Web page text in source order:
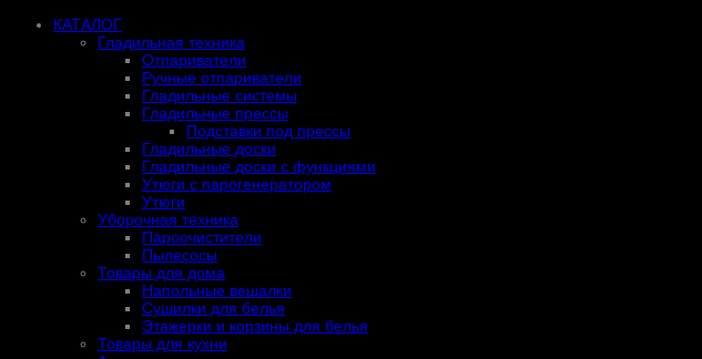
КАТАЛОГ
Гладильная техника
Отпариватели
Ручные отпариватели
Гладильные системы
Гладильные прессы
Подставки под прессы
Гладильные доски
Гладильные доски с функциями
Утюги с парогенератором
Утюги
Уборочная техника
Пароочистители
Пылесосы
Товары для дома
Напольные вешалки
Сушилки для белья
Этажерки и корзины для белья
Товары для кухни